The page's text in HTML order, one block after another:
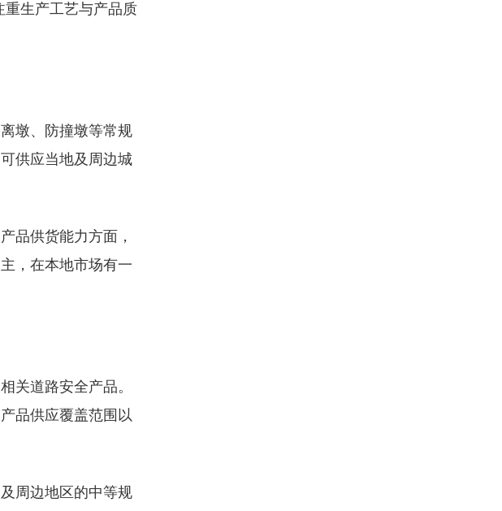
生产工艺与产品质
墩、防撞墩等常规
供应当地及周边城
品供货能力方面，
，在本地市场有一
关道路安全产品。
品供应覆盖范围以
周边地区的中等规